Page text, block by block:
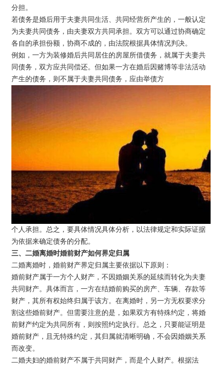
分担。
若债务是婚后用于夫妻共同生活、共同经营所产生的，一般认定
为夫妻共同债务，由夫妻双方共同承担。双方可以通过协商确定
各自的承担份额，协商不成的，由法院根据具体情况判决。
例如，一方为装修婚后共同居住的房屋所借债务，就属于夫妻共
同债务，双方应共同偿还。但如果一方在婚后因赌博等非法活动
产生的债务，则不属于夫妻共同债务，应由举债方
个人承担。总之，要具体情况具体分析，以法律规定和实际证据
为依据来确定债务的分配。
三、二婚离婚时婚前财产如何界定归属
二婚离婚时，婚前财产界定归属主要依据以下原则：
婚前财产属于一方个人财产，不因婚姻关系的延续而转化为夫妻
共同财产。具体而言，一方在结婚前购买的房产、车辆、存款等
财产，其所有权始终归属于该方。在离婚时，另一方无权要求分
割这些婚前财产。但需要注意的是，如果双方有特殊约定，将婚
前财产约定为共同所有，则按照约定执行。总之，只要能证明是
婚前财产，且无特殊约定，其归属就清晰明确，不会因婚姻关系
而改变。
二婚夫妇的婚前财产不属于共同财产，而是个人财产。根据法